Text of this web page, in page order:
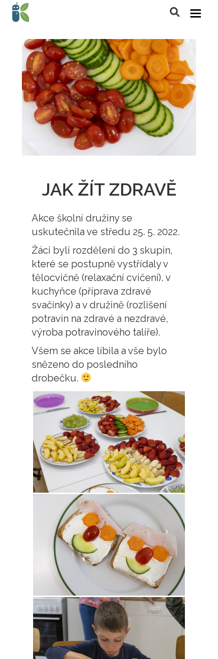
JAK ŽÍT ZDRAVĚ
Akce školní družiny se
uskutečnila ve středu 25. 5. 2022.
Žáci byli rozděleni do 3 skupin,
které se postupně vystřídaly v
tělocvičně (relaxační cvičení), v
kuchyňce (příprava zdravé
svačinky) a v družině (rozlišení
potravin na zdravé a nezdravé,
výroba potravinového talíře).
Všem se akce líbila a vše bylo
snězeno do posledního
drobečku.